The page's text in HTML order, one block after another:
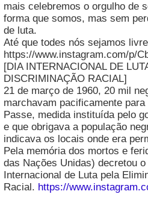
mais celebremos o orgulho de
forma que somos, mas sem
de luta.
Até que todes nós sejamos
https://www.instagram.com/p/
[DIA INTERNACIONAL DE
DISCRIMINAÇÃO RACIAL]
21 de março de 1960, 20 mil
marchavam pacificamente
Passe, medida instituída pelo
e que obrigava a população
indicava os locais onde era
Pela memória dos mortos e
das Nações Unidas) decretou
Internacional de Luta pela
Racial. https://